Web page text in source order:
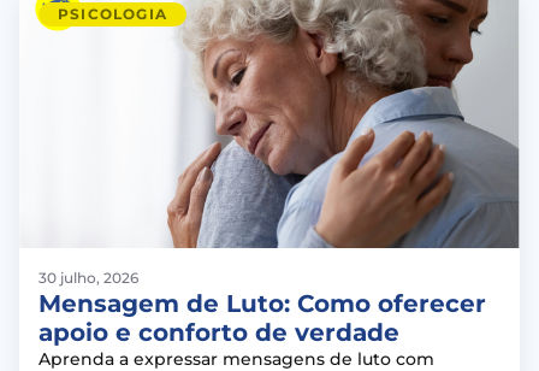
PSICOLOGIA
30 julho, 2026
Mensagem de Luto: Como oferecer
apoio e conforto de verdade
Aprenda a expressar mensagens de luto com